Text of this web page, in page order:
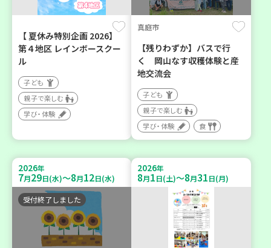
【 夏休み特別企画 2026】
第４地区 レインボースクー
ル
子ども
親子で楽しむ
学び・体験
真庭市
【残りわずか】バスで行
く 岡山なす収穫体験と産
地交流会
子ども
親子で楽しむ
学び・体験
食
2026年
7月29日(水)～8月12日(水)
受付終了しました
2026年
8月1日(土)～8月31日(月)